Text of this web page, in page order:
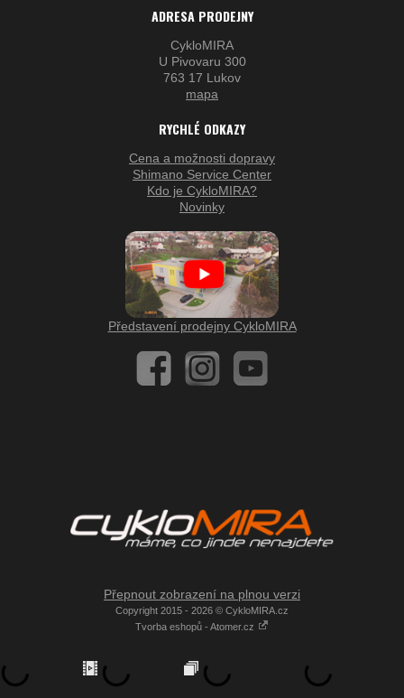
ADRESA PRODEJNY
CykloMIRA
U Pivovaru 300
763 17 Lukov
mapa
RYCHLÉ ODKAZY
Cena a možnosti dopravy
Shimano Service Center
Kdo je CykloMIRA?
Novinky
Představení prodejny CykloMIRA
Přepnout zobrazení na plnou verzi
Copyright 2015 - 2026 © CykloMIRA.cz
Tvorba eshopů - Atomer.cz